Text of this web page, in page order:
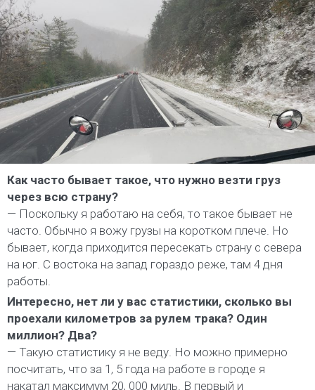
Как часто бывает такое, что нужно везти груз
через всю страну?
— Поскольку я работаю на себя, то такое бывает не
часто. Обычно я вожу грузы на коротком плече. Но
бывает, когда приходится пересекать страну с севера
на юг. С востока на запад гораздо реже, там 4 дня
работы.
Интересно, нет ли у вас статистики, сколько вы
проехали километров за рулем трака? Один
миллион? Два?
— Такую статистику я не веду. Но можно примерно
посчитать, что за 1, 5 года на работе в городе я
накатал максимум 20, 000 миль. В первый и